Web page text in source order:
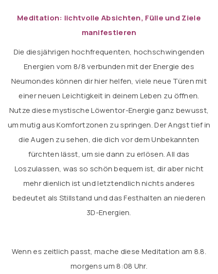
Meditation: lichtvolle Absichten, Fülle und Ziele
manifestieren
Die diesjährigen hochfrequenten, hochschwingenden
Energien vom 8/8 verbunden mit der Energie des
Neumondes können dir hier helfen, viele neue Türen mit
einer neuen Leichtigkeit in deinem Leben zu öffnen.
Nutze diese mystische Löwentor-Energie ganz bewusst,
um mutig aus Komfortzonen zu springen. Der Angst tief in
die Augen zu sehen, die dich vor dem Unbekannten
fürchten lässt, um sie dann zu erlösen. All das
Loszulassen, was so schön bequem ist, dir aber nicht
mehr dienlich ist und letztendlich nichts anderes
bedeutet als Stillstand und das Festhalten an niederen
3D-Energien.
Wenn es zeitlich passt, mache diese Meditation am 8.8.
morgens um 8:08 Uhr.